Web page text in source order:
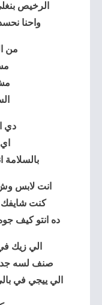
الرخيص
واحنا
من
دي
بالسلامة
انت لابس
كنت
ده انتو كيف
الي زيك
صنف لسه
الي ييجي في